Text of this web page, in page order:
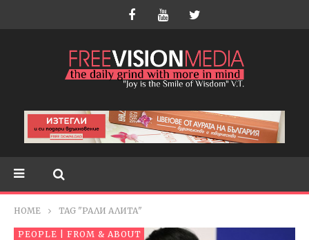
HOME TAG "РАЛИ АЛИТА"
PEOPLE | FROM & ABOUT